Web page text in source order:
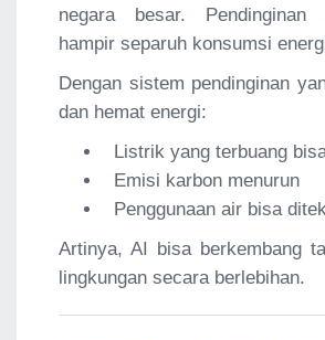
negara besar. Pendinginan
hampir separuh konsumsi
Dengan sistem pendinginan
dan hemat energi:
Listrik yang terbuang
Emisi karbon menurun
Penggunaan air bisa
Artinya, AI bisa berkembang
lingkungan secara berlebihan.